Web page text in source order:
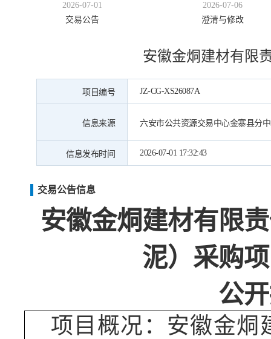
2026-07-01
交易公告
2026-07-06
澄清与修改
安徽金烔建材有限
项目编号 JZ-CG-XS26087A
信息来源 六安市公共资源交易中心金寨县分
信息发布时间 2026-07-01 17:32:43
交易公告信息
安徽金烔建材有限
泥）采购
公
项目概况： 安徽金烔